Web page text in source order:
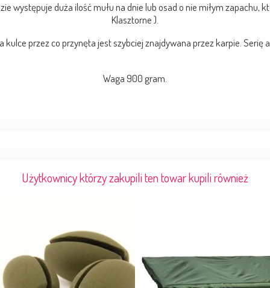
występuje duża ilość mułu na dnie lub osad o nie miłym zapachu,
Klasztorne ).
przez co przynęta jest szybciej znajdywana przez karpie. Serię
Waga 900 gram.
Użytkownicy którzy zakupili ten towar kupili również